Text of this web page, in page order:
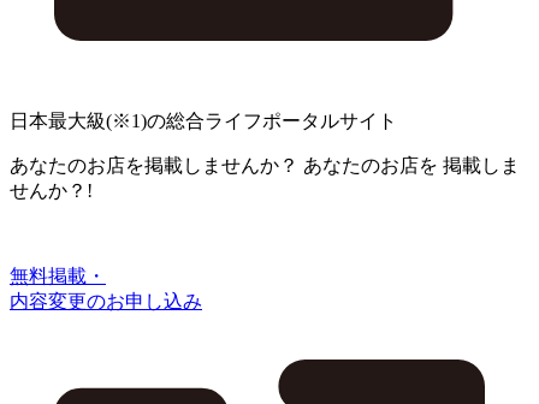
日本最大級(※1)の総合ライフポータルサイト
あなたのお店を掲載しませんか？ あなたのお店を 掲載しま
せんか？!
無料掲載・
内容変更のお申し込み